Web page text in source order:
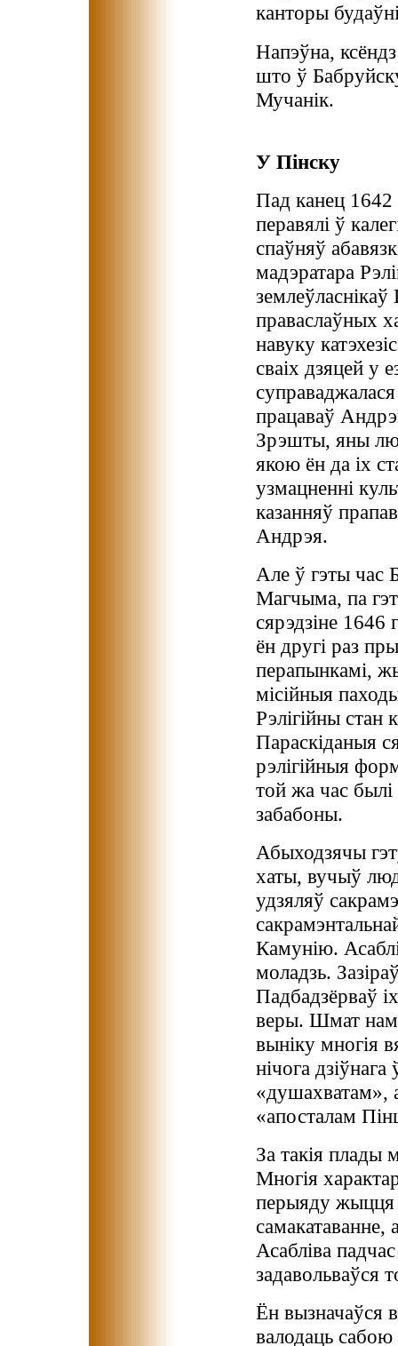
канторы
Напэўна,
што ў
Мучанік.
У Пінску
Пад канец 1642
перавялі ў
спаўняў
мадэратара
праваслаўных
навуку
сваіх дзяцей у
працаваў
Зрэшты, яны
якою ён да іх
узмацненні
казанняў
Андрэя.
Але ў гэты час
Магчыма, па
сярэдзіне
ён другі раз
перапынкамі,
місійныя
Рэлігійны стан
Параскіданыя
рэлігійныя
той жа час
забабоны.
Абыходзячы
хаты, вучыў
удзяляў
Камунію.
моладзь.
Падбадзёрваў
веры. Шмат
выніку многія
нічога
«душахватам»,
«апосталам
За такія плады
Многія
перыяду жыцця
Асабліва
задавольваўся
Ён вызначаўся
валодаць